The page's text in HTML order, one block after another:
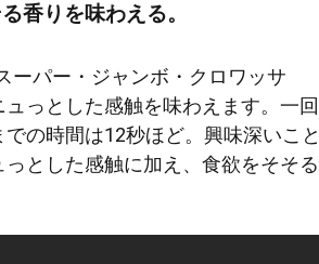
香りを味わえる。
ーパー・ジャンボ・クロワッサ
っとした感触を味わえます。一回
の時間は12秒ほど。興味深いこと
とした感触に加え、食欲をそそる